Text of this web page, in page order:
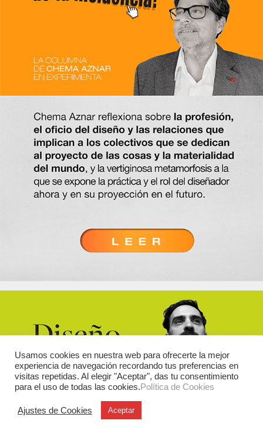
Usamos cookies en nuestra web para ofrecerte la mejor
experiencia de navegación recordando tus preferencias en
visitas repetidas. Al elegir "Aceptar", das tu consentimiento
para el uso de todas las cookies.Política de Cookies
Ajustes de Cookies Aceptar